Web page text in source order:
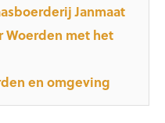
Janmaat
Woerden met het
en omgeving